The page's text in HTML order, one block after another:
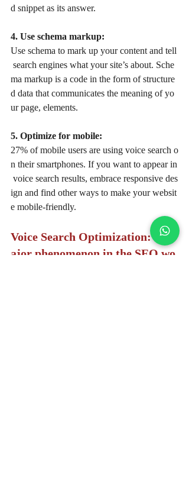
d snippet as its answer.
4. Use schema markup:
Use schema to mark up your content and tell
search engines what your site’s about. Sche
ma markup is a code in the form of structure
d data that communicates the meaning of yo
ur page, elements.
5. Optimize for mobile:
27% of mobile users are using voice search o
n their smartphones. If you want to appear in
voice search results, embrace responsive des
ign and find other ways to make your websit
e mobile-friendly.
Voice Search Optimization: A m
ajor phenomenon in the SEO wo